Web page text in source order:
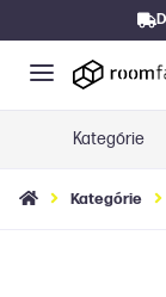
Kategórie
Kategórie